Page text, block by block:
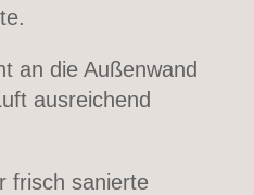
an die Außenwand
ausreichend
frisch sanierte